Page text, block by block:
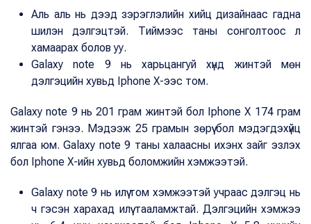
Аль аль нь дээд зэрэглэлийн хийц дизайнаас гадна
шилэн дэлгэцтэй. Тиймээс таны сонголтоос л
хамаарах болов уу.
Galaxy note 9 нь харьцангуй хүнд жинтэй мөн
дэлгэцийн хувьд Iphone X-ээс том.
Galaxy note 9 нь 201 грам жинтэй бол Iphone X 174 грам
жинтэй гэнээ. Мэдээж 25 грамын зөрүү бол мэдэгдэхүйц
ялгаа юм. Galaxy note 9 таны халаасны ихэнх зайг эзлэх
бол Iphone X-ийн хувьд боломжийн хэмжээтэй.
Galaxy note 9 нь илүү том хэмжээтэй учраас дэлгэц нь
ч гэсэн харахад илүү тааламжтай. Дэлгэцийн хэмжээ